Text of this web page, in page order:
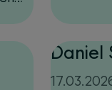
Daniel